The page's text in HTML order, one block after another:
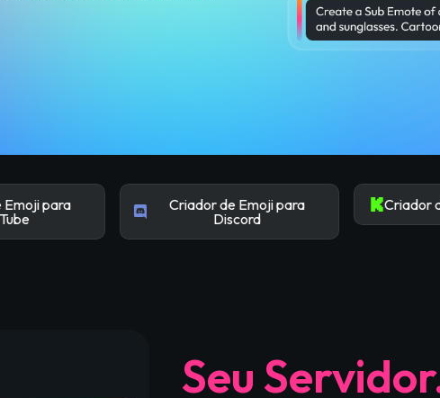
Criador de Emoji para
Criador de Emote
Seu